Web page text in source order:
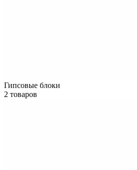
Гипсовые блоки
2 товаров